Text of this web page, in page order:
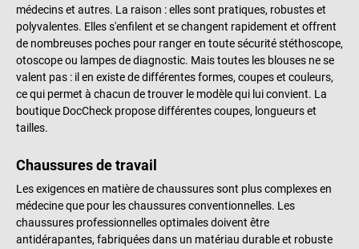
médecins et autres. La raison : elles sont pratiques, robustes et
polyvalentes. Elles s'enfilent et se changent rapidement et offrent
de nombreuses poches pour ranger en toute sécurité stéthoscope,
otoscope ou lampes de diagnostic. Mais toutes les blouses ne se
valent pas : il en existe de différentes formes, coupes et couleurs,
ce qui permet à chacun de trouver le modèle qui lui convient. La
boutique DocCheck propose différentes coupes, longueurs et
tailles.
Chaussures de travail
Les exigences en matière de chaussures sont plus complexes en
médecine que pour les chaussures conventionnelles. Les
chaussures professionnelles optimales doivent être
antidérapantes, fabriquées dans un matériau durable et robuste